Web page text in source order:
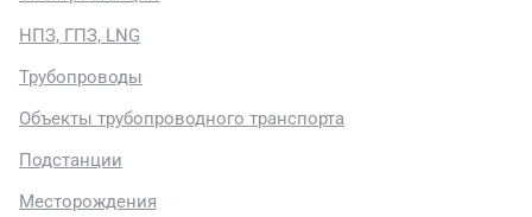
НПЗ, ГПЗ, LNG
Трубопроводы
Объекты трубопроводного транспорта
Подстанции
Месторождения